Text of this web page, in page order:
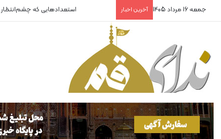
جمعه 16 مرداد 1405 آخرین اخبار استعدادهایی که